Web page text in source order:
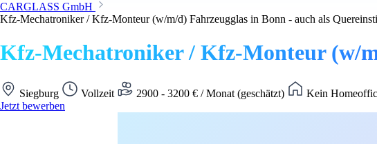
CARGLASS GmbH
Kfz-Mechatroniker / Kfz-Monteur (w/m/d) Fahrzeugglas in Bonn - auch als
Kfz-Mechatroniker / Kfz-Monteur (w/
Siegburg Vollzeit 2900 - 3200 € / Monat (geschätzt)
Kein
Jetzt bewerben